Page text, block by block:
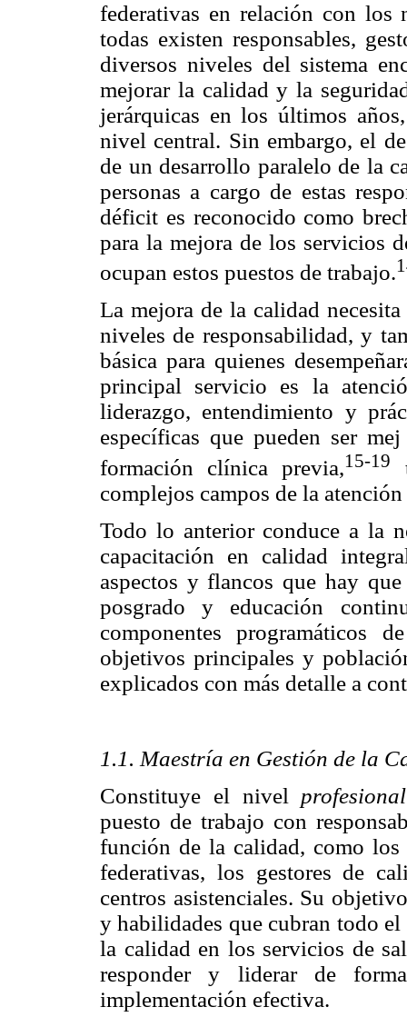
federativas en relación con los
todas existen responsables,
diversos niveles del sistema
mejorar la calidad y la
jerárquicas en los últimos
nivel central. Sin embargo, el
de un desarrollo paralelo de la
personas a cargo de estas
déficit es reconocido como
para la mejora de los servicios
ocupan estos puestos de trabajo.
La mejora de la calidad
niveles de responsabilidad, y
básica para quienes
principal servicio es la
liderazgo, entendimiento y
específicas que pueden ser
formación clínica previa,15-19
complejos campos de la
Todo lo anterior conduce a la
capacitación en calidad
aspectos y flancos que hay
posgrado y educación
componentes programáticos
objetivos principales y
explicados con más detalle a
1.1. Maestría en Gestión de la
Constituye el nivel
puesto de trabajo con
función de la calidad, como los
federativas, los gestores de
centros asistenciales. Su
y habilidades que cubran todo
la calidad en los servicios de
responder y liderar de
implementación efectiva.